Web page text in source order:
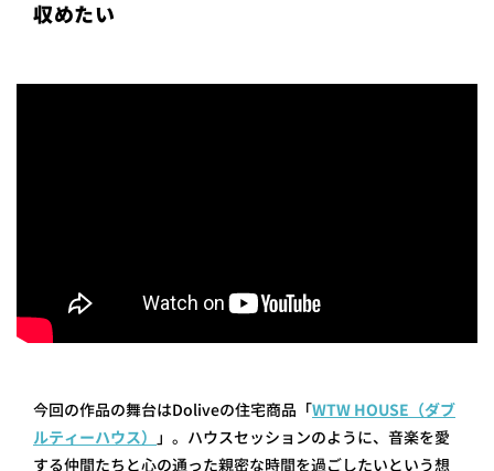
収めたい
今回の作品の舞台はDoliveの住宅商品「WTW HOUSE（ダブ
ルティーハウス）
」。ハウスセッションのように、音楽を愛
する仲間たちと心の通った親密な時間を過ごしたいという想